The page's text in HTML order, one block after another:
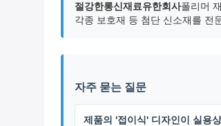
절강한롱신재료유한회사폴리머
각종 보호재 등 첨단 신소재를 전
자주 묻는 질문
제품의 '접이식' 디자인이 실용